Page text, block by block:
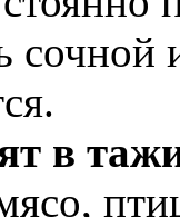
сочной
в